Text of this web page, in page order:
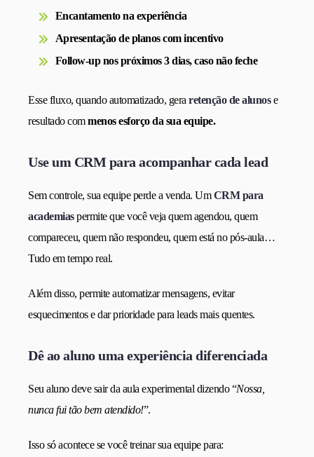
Encantamento na experiência
Apresentação de planos com incentivo
Follow-up nos próximos 3 dias, caso não feche
Esse fluxo, quando automatizado, geraretenção de alunos e
resultado commenos esforço da sua equipe.
Use um CRM para acompanhar cada lead
Sem controle, sua equipe perde a venda. UmCRM para
academiaspermite que você veja quem agendou, quem
compareceu, quem não respondeu, quem está no pós-aula…
Tudo em tempo real.
Além disso, permite automatizar mensagens, evitar
esquecimentos e dar prioridade para leads mais quentes.
Dê ao aluno uma experiência diferenciada
Seu aluno deve sair da aula experimental dizendo “Nossa,
nunca fui tão bem atendido!”.
Isso só acontece se você treinar sua equipe para: